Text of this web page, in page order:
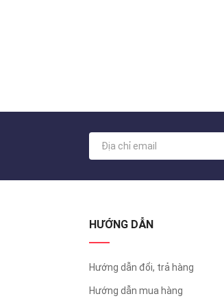
HƯỚNG DẪN
Hướng dẫn đổi, trả hàng
Hướng dẫn mua hàng